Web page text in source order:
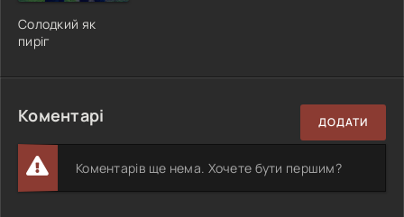
Солодкий як
пиріг
Коментарі ДОДАТИ
Коментарів ще нема. Хочете бути першим?